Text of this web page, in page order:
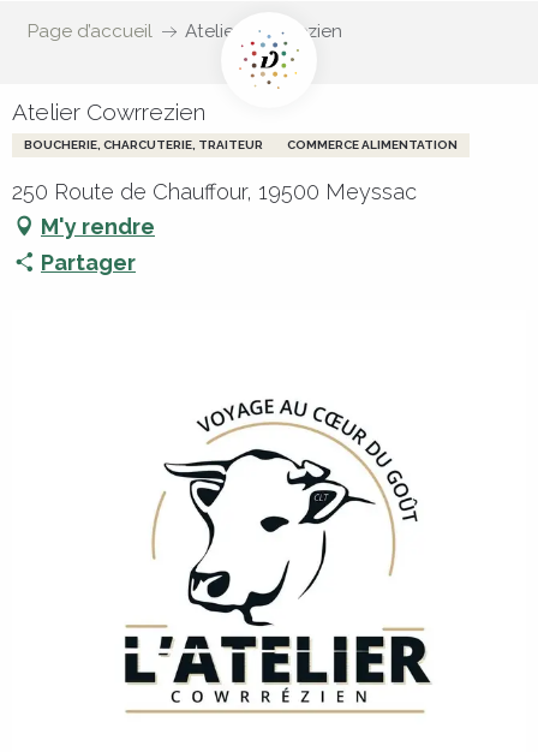
Page d’accueil Atelier Cowrrezien
Atelier Cowrrezien
BOUCHERIE, CHARCUTERIE, TRAITEUR COMMERCE ALIMENTATION
250 Route de Chauffour, 19500 Meyssac
M'y rendre
Partager